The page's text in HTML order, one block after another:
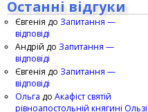
Останні відгуки
Євгенія до Запитання —
відповіді
Андрій до Запитання —
відповіді
Євгенія до Запитання —
відповіді
Ольга до Акафіст святій
рівноапостольній княгині Ользі